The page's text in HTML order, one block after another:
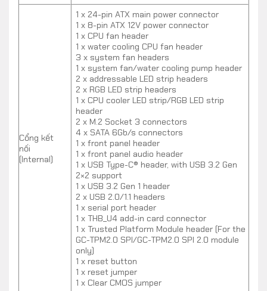
Cùng với kết nối mạng không dây là kết nối Bluetooth
5 đáp ứng cho nhu cầu kết nối với các thiết bị ngoại
vi không dây như chuột bluetooth, bàn phím không
Chiếc mainboard cao cấp từ GIGABYTE đem đến cho
bạn thêm cổng 2.5G LAN để có thể trải nghiệm
Cổng kết
nối
(Internal)
1 x 24-pin ATX main power connector
1 x 8-pin ATX 12V power connector
1 x CPU fan header
1 x water cooling CPU fan header
3 x system fan headers
1 x system fan/water cooling pump header
2 x addressable LED strip headers
2 x RGB LED strip headers
1 x CPU cooler LED strip/RGB LED strip
header
2 x M.2 Socket 3 connectors
4 x SATA 6Gb/s connectors
1 x front panel header
1 x front panel audio header
1 x USB Type-C® header, with USB 3.2 Gen
2×2 support
1 x USB 3.2 Gen 1 header
2 x USB 2.0/1.1 headers
1 x serial port header
1 x THB_U4 add-in card connector
1 x Trusted Platform Module header (For the
GC-TPM2.0 SPI/GC-TPM2.0 SPI 2.0 module
only)
1 x reset button
1 x reset jumper
1 x Clear CMOS jumper